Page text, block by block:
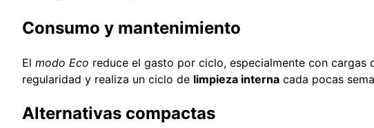
Consumo y mantenimiento
El modo Eco reduce el gasto por ciclo, especialmente con
regularidad y realiza un ciclo de limpieza interna cada pocas
Alternativas compactas